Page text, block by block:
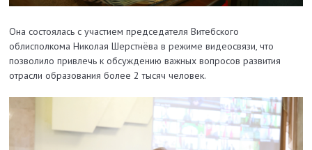
Она состоялась с участием председателя Витебского
облисполкома Николая Шерстнёва в режиме видеосвязи, что
позволило привлечь к обсуждению важных вопросов развития
отрасли образования более 2 тысяч человек.